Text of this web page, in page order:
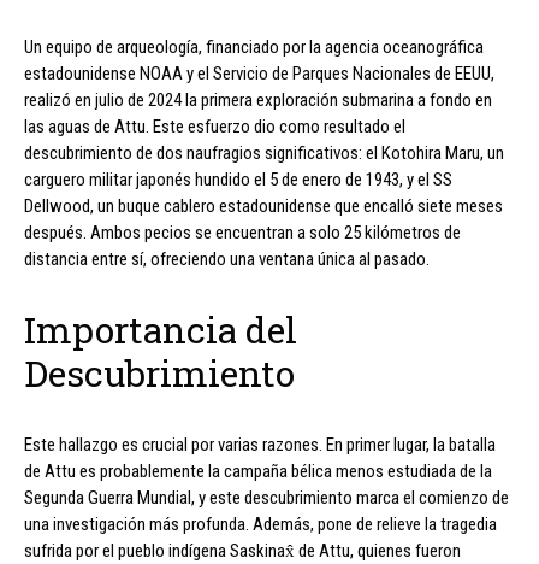
Un equipo de arqueología, financiado por la agencia oceanográfica
estadounidense NOAA y el Servicio de Parques Nacionales de EEUU,
realizó en julio de 2024 la primera exploración submarina a fondo en
las aguas de Attu. Este esfuerzo dio como resultado el
descubrimiento de dos naufragios significativos: el Kotohira Maru, un
carguero militar japonés hundido el 5 de enero de 1943, y el SS
Dellwood, un buque cablero estadounidense que encalló siete meses
después. Ambos pecios se encuentran a solo 25 kilómetros de
distancia entre sí, ofreciendo una ventana única al pasado.
Importancia del
Descubrimiento
Este hallazgo es crucial por varias razones. En primer lugar, la batalla
de Attu es probablemente la campaña bélica menos estudiada de la
Segunda Guerra Mundial, y este descubrimiento marca el comienzo de
una investigación más profunda. Además, pone de relieve la tragedia
sufrida por el pueblo indígena Saskinax̂ de Attu, quienes fueron